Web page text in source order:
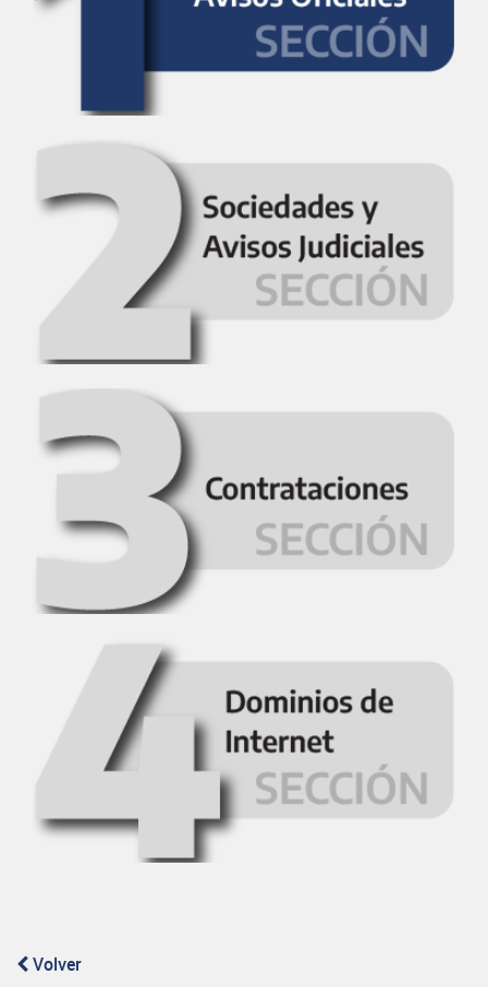
Volver